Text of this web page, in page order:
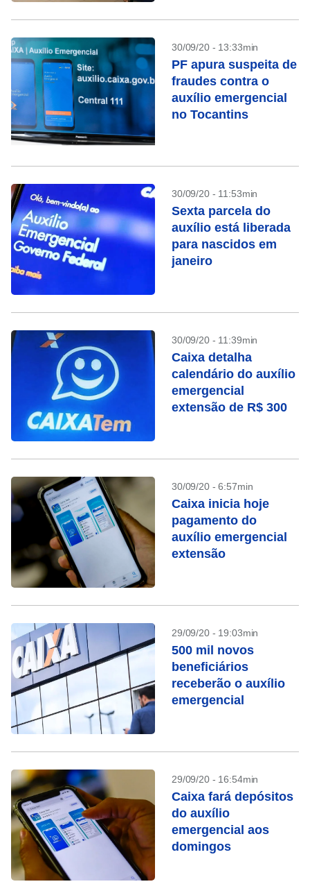
30/09/20 - 13:33min
PF apura suspeita de
fraudes contra o
auxílio emergencial
no Tocantins
30/09/20 - 11:53min
Sexta parcela do
auxílio está liberada
para nascidos em
janeiro
30/09/20 - 11:39min
Caixa detalha
calendário do auxílio
emergencial
extensão de R$ 300
30/09/20 - 6:57min
Caixa inicia hoje
pagamento do
auxílio emergencial
extensão
29/09/20 - 19:03min
500 mil novos
beneficiários
receberão o auxílio
emergencial
29/09/20 - 16:54min
Caixa fará depósitos
do auxílio
emergencial aos
domingos